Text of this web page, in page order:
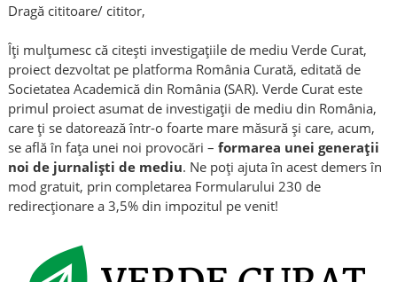
Dragă cititoare/ cititor,
Îți mulțumesc că citești investigațiile de mediu Verde Curat,
proiect dezvoltat pe platforma România Curată, editată de
Societatea Academică din România (SAR). Verde Curat este
primul proiect asumat de investigații de mediu din România,
care ți se datorează într-o foarte mare măsură și care, acum,
se află în fața unei noi provocări – formarea unei generații
noi de jurnaliști de mediu. Ne poți ajuta în acest demers în
mod gratuit, prin completarea Formularului 230 de
redirecționare a 3,5% din impozitul pe venit!